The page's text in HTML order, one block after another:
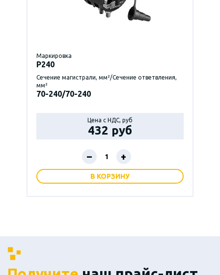
Маркировка
P240
Сечение магистрали, мм²/Сечение ответвления,
мм²
70-240/70-240
Цена с НДС, руб
432 руб
– +
В КОРЗИНУ